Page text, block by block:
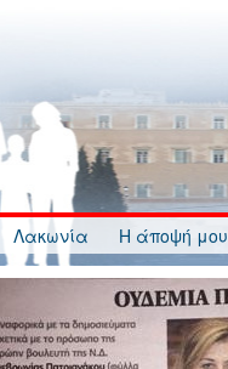
Λακωνία Η άποψή μου